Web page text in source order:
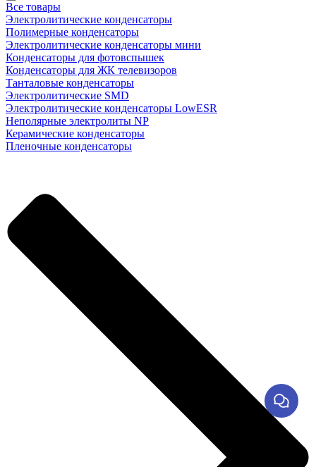
Все товары
Электролитические конденсаторы
Полимерные конденсаторы
Электролитические конденсаторы мини
Конденсаторы для фотовспышек
Конденсаторы для ЖК телевизоров
Танталовые конденсаторы
Электролитические SMD
Электролитические конденсаторы LowESR
Неполярные электролиты NP
Керамические конденсаторы
Пленочные конденсаторы